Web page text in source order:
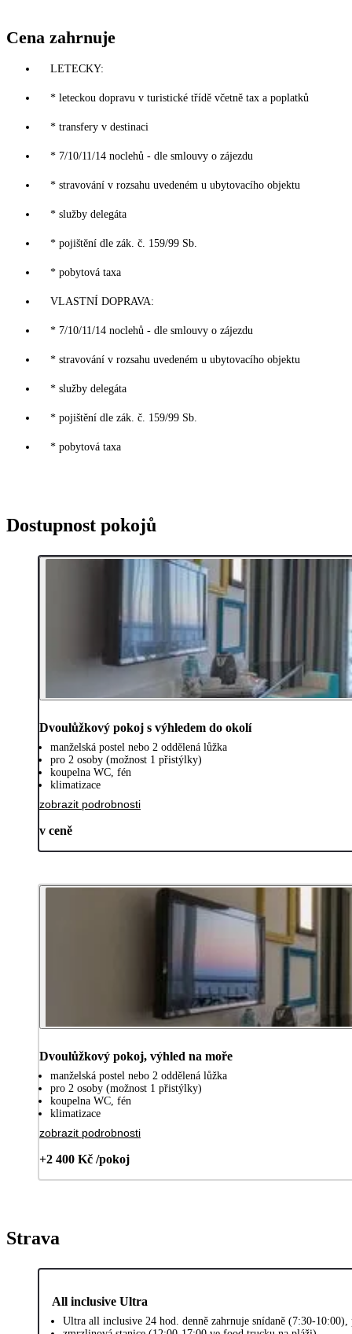
Cena zahrnuje
LETECKY:
* leteckou dopravu v turistické třídě včetně tax a poplatků
* transfery v destinaci
* 7/10/11/14 noclehů - dle smlouvy o zájezdu
* stravování v rozsahu uvedeném u ubytovacího objektu
* služby delegáta
* pojištění dle zák. č. 159/99 Sb.
* pobytová taxa
VLASTNÍ DOPRAVA:
* 7/10/11/14 noclehů - dle smlouvy o zájezdu
* stravování v rozsahu uvedeném u ubytovacího objektu
* služby delegáta
* pojištění dle zák. č. 159/99 Sb.
* pobytová taxa
Dostupnost pokojů
Dvoulůžkový pokoj s výhledem do okolí
manželská postel nebo 2 oddělená lůžka
pro 2 osoby (možnost 1 přistýlky)
koupelna WC, fén
klimatizace
zobrazit podrobnosti
v ceně
Dvoulůžkový pokoj, výhled na moře
manželská postel nebo 2 oddělená lůžka
pro 2 osoby (možnost 1 přistýlky)
koupelna WC, fén
klimatizace
zobrazit podrobnosti
+2 400 Kč /pokoj
Strava
All inclusive Ultra
Ultra all inclusive 24 hod. denně zahrnuje snídaně (7:30-